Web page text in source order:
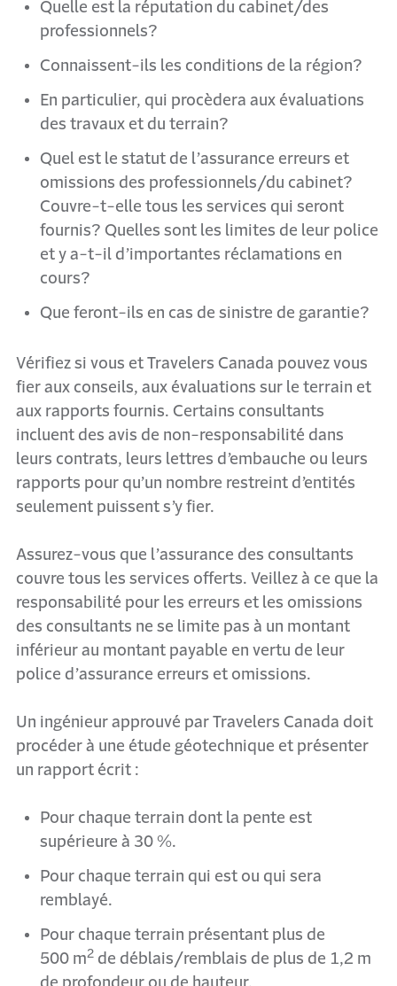
Quelle est la réputation du cabinet/des
professionnels?
Connaissent-ils les conditions de la région?
En particulier, qui procèdera aux évaluations
des travaux et du terrain?
Quel est le statut de l’assurance erreurs et
omissions des professionnels/du cabinet?
Couvre-t-elle tous les services qui seront
fournis? Quelles sont les limites de leur police
et y a-t-il d’importantes réclamations en
cours?
Que feront-ils en cas de sinistre de garantie?
Vérifiez si vous et Travelers Canada pouvez vous
fier aux conseils, aux évaluations sur le terrain et
aux rapports fournis. Certains consultants
incluent des avis de non-responsabilité dans
leurs contrats, leurs lettres d’embauche ou leurs
rapports pour qu’un nombre restreint d’entités
seulement puissent s’y fier.
Assurez-vous que l’assurance des consultants
couvre tous les services offerts. Veillez à ce que la
responsabilité pour les erreurs et les omissions
des consultants ne se limite pas à un montant
inférieur au montant payable en vertu de leur
police d’assurance erreurs et omissions.
Un ingénieur approuvé par Travelers Canada doit
procéder à une étude géotechnique et présenter
un rapport écrit :
Pour chaque terrain dont la pente est
supérieure à 30 %.
Pour chaque terrain qui est ou qui sera
remblayé.
Pour chaque terrain présentant plus de
500 m2 de déblais/remblais de plus de 1,2 m
de profondeur ou de hauteur.